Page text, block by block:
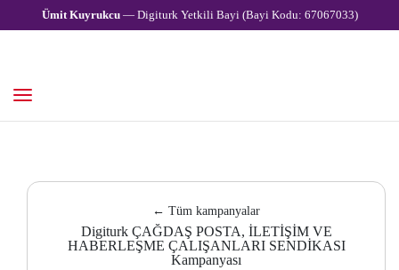
Ümit Kuyrukcu— Digiturk Yetkili Bayi (Bayi Kodu: 67067033)
← Tüm kampanyalar
Digiturk ÇAĞDAŞ POSTA, İLETİŞİM VE
HABERLEŞME ÇALIŞANLARI SENDİKASI
Kampanyası